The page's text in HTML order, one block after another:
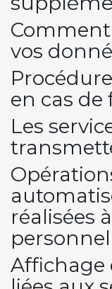
vos
en cas de
Les
réalisées
Affichage